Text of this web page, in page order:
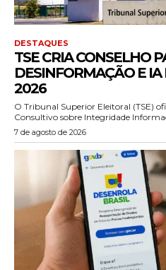
DESTAQUES
TSE CRIA CONSELHO
DESINFORMAÇÃO E IA
2026
O Tribunal Superior Eleitoral (TSE)
Consultivo sobre Integridade
7 de agosto de 2026